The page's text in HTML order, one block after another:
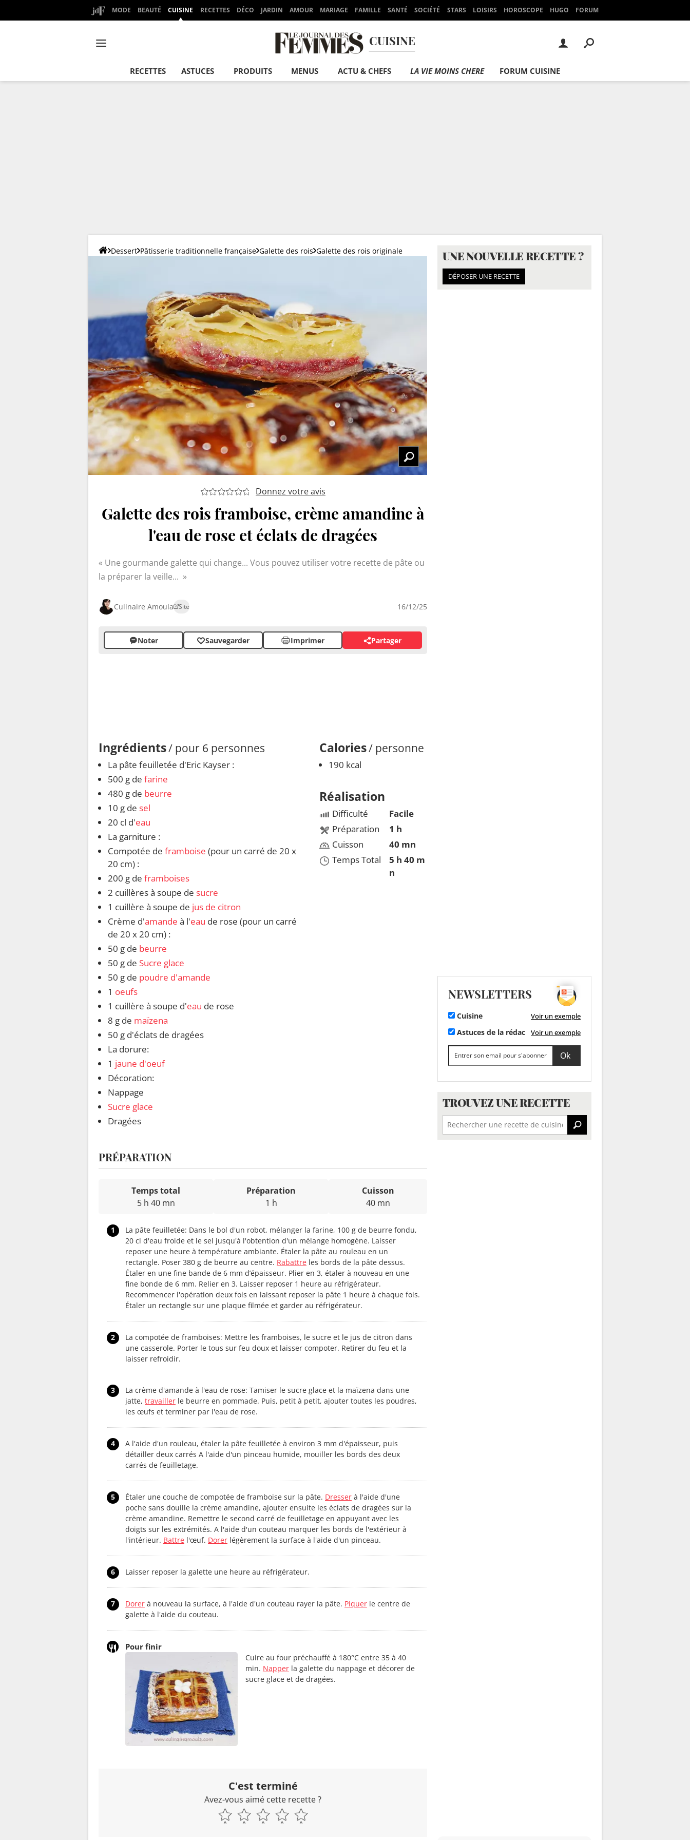
MODE BEAUTÉ CUISINE RECETTES DÉCO JARDIN AMOUR MARIAGE FAMILLE SANTÉ SOCIÉTÉ STARS LOISIRS HOROSCOPE HUGO FORUM
CUISINE
RECETTES ASTUCES PRODUITS MENUS ACTU & CHEFS LA VIE MOINS CHERE FORUM CUISINE
Dessert Pâtisserie traditionnelle française Galette des rois Galette des rois originale
Donnez votre avis
Galette des rois framboise, crème amandine à
l'eau de rose et éclats de dragées
Une gourmande galette qui change... Vous pouvez utiliser votre recette de pâte ou
la préparer la veille...
Culinaire Amoula Site 16/12/25
Noter Sauvegarder Imprimer Partager
Ingrédients/ pour 6 personnes
La pâte feuilletée d'Eric Kayser :
500 g de farine
480 g de beurre
10 g de sel
20 cl d'eau
La garniture :
Compotée de framboise (pour un carré de 20 x
20 cm) :
200 g de framboises
2 cuillères à soupe de sucre
1 cuillère à soupe de jus de citron
Crème d'amande à l'eau de rose (pour un carré
de 20 x 20 cm) :
50 g de beurre
50 g de Sucre glace
50 g de poudre d'amande
1 oeufs
1 cuillère à soupe d'eau de rose
8 g de maïzena
50 g d'éclats de dragées
La dorure:
1 jaune d'oeuf
Décoration:
Nappage
Sucre glace
Dragées
Calories/ personne
190 kcal
Réalisation
Difficulté
Préparation
Cuisson
Temps Total
Facile
1 h
40 mn
5 h 40 m
n
PRÉPARATION
Temps total
5 h 40 mn
Préparation
1 h
Cuisson
40 mn
1
La pâte feuilletée: Dans le bol d'un robot, mélanger la farine, 100 g de beurre fondu,
20 cl d'eau froide et le sel jusqu'à l'obtention d'un mélange homogène. Laisser
reposer une heure à température ambiante. Étaler la pâte au rouleau en un
rectangle. Poser 380 g de beurre au centre. Rabattre les bords de la pâte dessus.
Étaler en une fine bande de 6 mm d’épaisseur. Plier en 3, étaler à nouveau en une
fine bonde de 6 mm. Relier en 3. Laisser reposer 1 heure au réfrigérateur.
Recommencer l'opération deux fois en laissant reposer la pâte 1 heure à chaque fois.
Étaler un rectangle sur une plaque filmée et garder au réfrigérateur.
2
La compotée de framboises: Mettre les framboises, le sucre et le jus de citron dans
une casserole. Porter le tous sur feu doux et laisser compoter. Retirer du feu et la
laisser refroidir.
3
La crème d'amande à l'eau de rose: Tamiser le sucre glace et la maïzena dans une
jatte, travailler le beurre en pommade. Puis, petit à petit, ajouter toutes les poudres,
les œufs et terminer par l'eau de rose.
4
A l'aide d'un rouleau, étaler la pâte feuilletée à environ 3 mm d'épaisseur, puis
détailler deux carrés A l'aide d'un pinceau humide, mouiller les bords des deux
carrés de feuilletage.
5 Étaler une couche de compotée de framboise sur la pâte. Dresser à l'aide d'une
poche sans douille la crème amandine, ajouter ensuite les éclats de dragées sur la
crème amandine. Remettre le second carré de feuilletage en appuyant avec les
doigts sur les extrémités. A l'aide d'un couteau marquer les bords de l'extérieur à
l'intérieur. Battre l'œuf. Dorer légèrement la surface à l'aide d'un pinceau.
6 Laisser reposer la galette une heure au réfrigérateur.
7 Dorer à nouveau la surface, à l'aide d'un couteau rayer la pâte. Piquer le centre de
galette à l'aide du couteau.
Pour finir
Cuire au four préchauffé à 180°C entre 35 à 40
min. Napperla galette du nappage et décorer de
sucre glace et de dragées.
C'est terminé
Avez-vous aimé cette recette ?
UNE NOUVELLE RECETTE ?
DÉPOSER UNE RECETTE
NEWSLETTERS
Cuisine Voir un exemple
Astuces de la rédac Voir un exemple
TROUVEZ UNE RECETTE